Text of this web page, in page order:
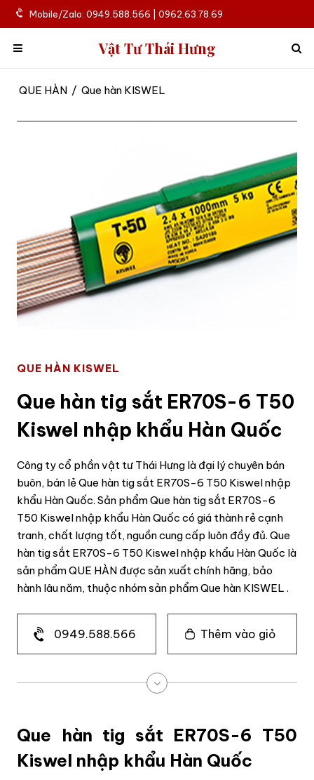
Mobile/Zalo: 0949.588.566 | 0962.63.78.69
Vật Tư Thái Hưng
QUE HÀN / Que hàn KISWEL
QUE HÀN KISWEL
Que hàn tig sắt ER70S-6 T50
Kiswel nhập khẩu Hàn Quốc
Công ty cổ phần vật tư Thái Hưng là đại lý chuyên bán
buôn, bán lẻ Que hàn tig sắt ER70S-6 T50 Kiswel nhập
khẩu Hàn Quốc. Sản phẩm Que hàn tig sắt ER70S-6
T50 Kiswel nhập khẩu Hàn Quốc có giá thành rẻ cạnh
tranh, chất lượng tốt, nguồn cung cấp luôn đầy đủ. Que
hàn tig sắt ER70S-6 T50 Kiswel nhập khẩu Hàn Quốc là
sản phẩm QUE HÀN được sản xuất chính hãng, bảo
hành lâu năm, thuộc nhóm sản phẩm Que hàn KISWEL .
0949.588.566 Thêm vào giỏ
Que hàn tig sắt ER70S-6 T50
Kiswel nhập khẩu Hàn Quốc